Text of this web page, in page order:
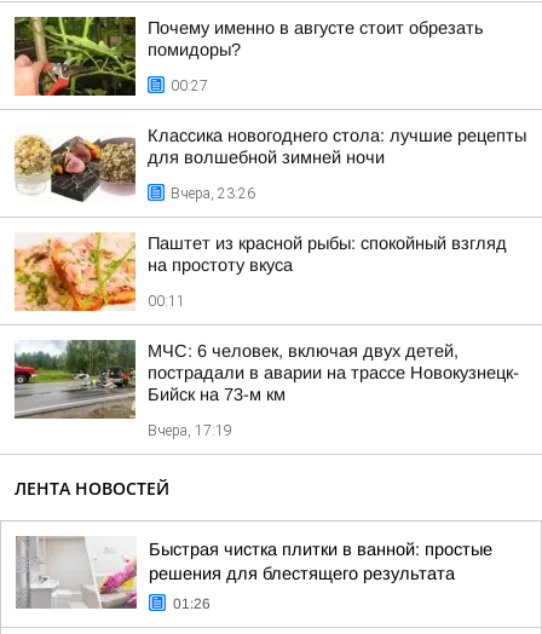
Почему именно в августе стоит обрезать
помидоры?
00:27
Классика новогоднего стола: лучшие рецепты
для волшебной зимней ночи
Вчера, 23:26
Паштет из красной рыбы: спокойный взгляд
на простоту вкуса
00:11
МЧС: 6 человек, включая двух детей,
пострадали в аварии на трассе Новокузнецк-
Бийск на 73-м км
Вчера, 17:19
ЛЕНТА НОВОСТЕЙ
Быстрая чистка плитки в ванной: простые
решения для блестящего результата
01:26